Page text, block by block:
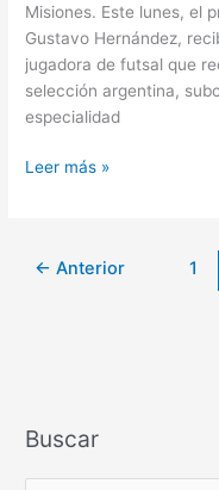
Misiones. Este lunes, el
Gustavo Hernández,
jugadora de futsal que
selección argentina,
especialidad
Leer más »
← Anterior 1
Buscar